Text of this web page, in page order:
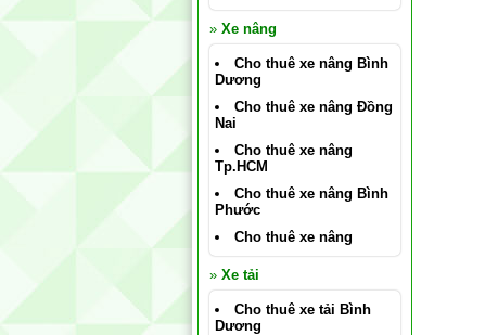
» Xe nâng
Cho thuê xe nâng Bình
Dương
Cho thuê xe nâng Đồng
Nai
Cho thuê xe nâng
Tp.HCM
Cho thuê xe nâng Bình
Phước
Cho thuê xe nâng
» Xe tải
Cho thuê xe tải Bình
Dương